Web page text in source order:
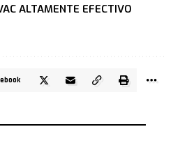
ALTAMENTE EFECTIVO